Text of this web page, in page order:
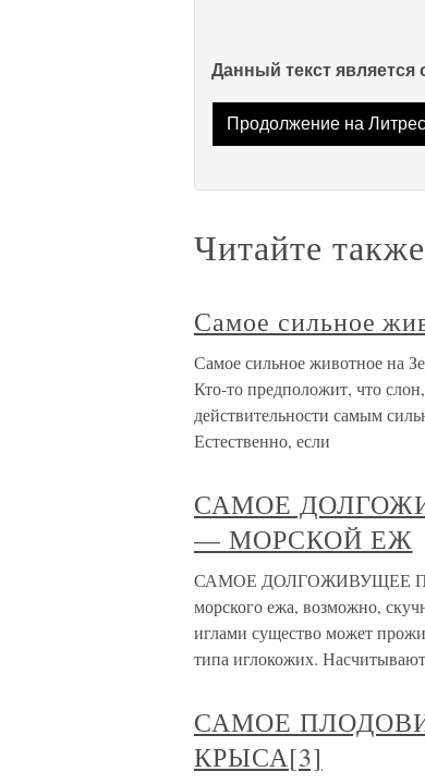
Данный текст
Продолжение на Литрес
Читайте также
Самое сильное
Самое сильное животное на
Кто-то предположит, что
действительности самым
Естественно, если
САМОЕ
— МОРСКОЙ ЕЖ
САМОЕ ДОЛГОЖИВУЩЕЕ
морского ежа, возможно,
иглами существо может
типа иглокожих.
САМОЕ
КРЫСА[3]